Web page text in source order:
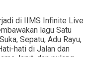
di IIMS Infinite Live
lagu Satu
Sepatu, Adu Rayu,
hati di Jalan dan